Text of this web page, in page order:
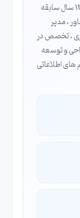
دهنده وب و برنامه نویس ، بیش از 12 سال سابقه
، مدیر
، تخصص در
و توسعه
های اطلاعاتی